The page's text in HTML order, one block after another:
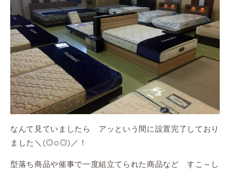
なんて見ていましたら アッという間に設置完了しており
ました＼(◎o◎)／！
型落ち商品や催事で一度組立てられた商品など すこ～し